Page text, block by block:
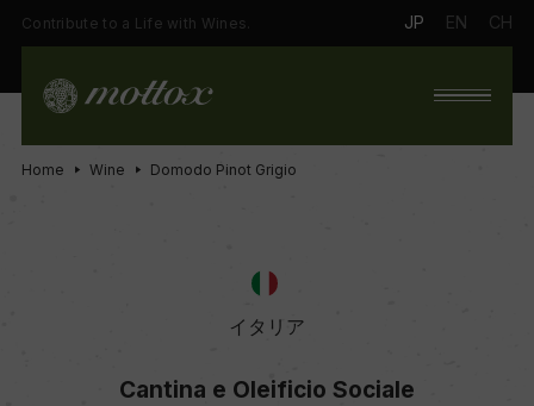
Contribute to a Life with Wines. JP EN CH
Home Wine Domodo Pinot Grigio
イタリア
Cantina e Oleificio Sociale